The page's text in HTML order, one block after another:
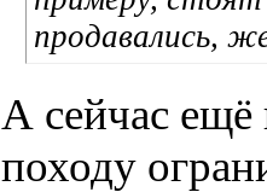
продавались,
А сейчас ещё
походу